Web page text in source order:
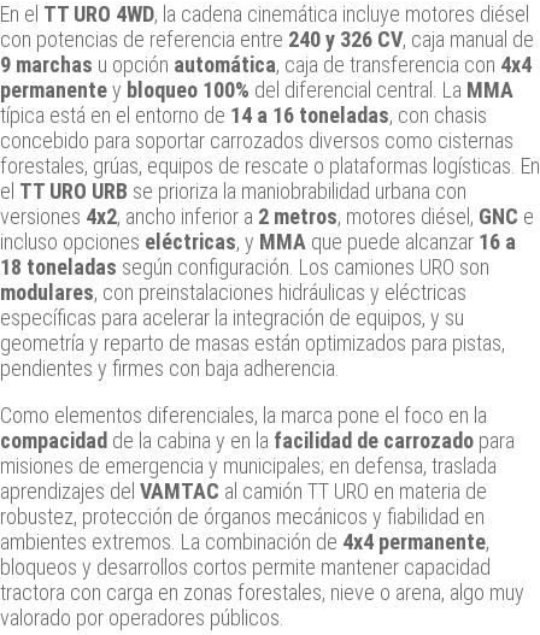
En el TT URO 4WD, la cadena cinemática incluye motores diésel
con potencias de referencia entre 240 y 326 CV, caja manual de
9 marchas u opción automática, caja de transferencia con 4x4
permanentey bloqueo 100% del diferencial central. La MMA
típica está en el entorno de 14 a 16 toneladas, con chasis
concebido para soportar carrozados diversos como cisternas
forestales, grúas, equipos de rescate o plataformas logísticas. En
el TT URO URB se prioriza la maniobrabilidad urbana con
versiones 4x2, ancho inferior a 2 metros, motores diésel, GNC e
incluso opciones eléctricas, y MMA que puede alcanzar 16 a
18 toneladas según configuración. Los camiones URO son
modulares, con preinstalaciones hidráulicas y eléctricas
específicas para acelerar la integración de equipos, y su
geometría y reparto de masas están optimizados para pistas,
pendientes y firmes con baja adherencia.
Como elementos diferenciales, la marca pone el foco en la
compacidad de la cabina y en la facilidad de carrozado para
misiones de emergencia y municipales; en defensa, traslada
aprendizajes del VAMTAC al camión TT URO en materia de
robustez, protección de órganos mecánicos y fiabilidad en
ambientes extremos. La combinación de 4x4 permanente,
bloqueos y desarrollos cortos permite mantener capacidad
tractora con carga en zonas forestales, nieve o arena, algo muy
valorado por operadores públicos.